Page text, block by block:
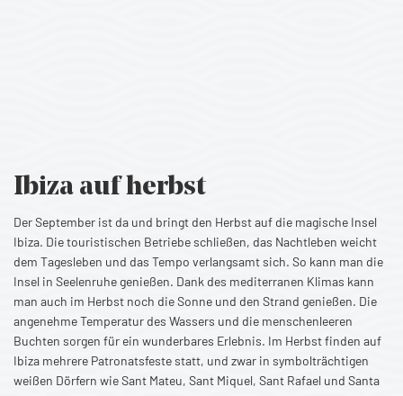
Ibiza auf herbst
Der September ist da und bringt den Herbst auf die magische Insel
Ibiza. Die touristischen Betriebe schließen, das Nachtleben weicht
dem Tagesleben und das Tempo verlangsamt sich. So kann man die
Insel in Seelenruhe genießen. Dank des mediterranen Klimas kann
man auch im Herbst noch die Sonne und den Strand genießen. Die
angenehme Temperatur des Wassers und die menschenleeren
Buchten sorgen für ein wunderbares Erlebnis. Im Herbst finden auf
Ibiza mehrere Patronatsfeste statt, und zwar in symbolträchtigen
weißen Dörfern wie Sant Mateu, Sant Miquel, Sant Rafael und Santa